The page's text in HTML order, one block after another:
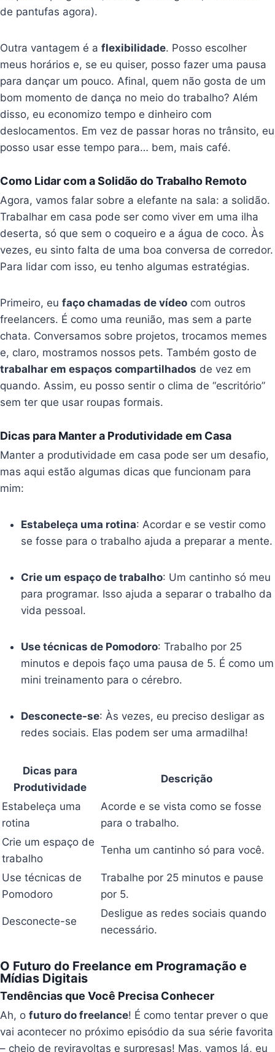
de pantufas agora).
Outra vantagem é aflexibilidade. Posso escolher
meus horários e, se eu quiser, posso fazer uma pausa
para dançar um pouco. Afinal, quem não gosta de um
bom momento de dança no meio do trabalho? Além
disso, eu economizo tempo e dinheiro com
deslocamentos. Em vez de passar horas no trânsito, eu
posso usar esse tempo para… bem, mais café.
Como Lidar com a Solidão do Trabalho Remoto
Agora, vamos falar sobre a elefante na sala: a solidão.
Trabalhar em casa pode ser como viver em uma ilha
deserta, só que sem o coqueiro e a água de coco. Às
vezes, eu sinto falta de uma boa conversa de corredor.
Para lidar com isso, eu tenho algumas estratégias.
Primeiro, eufaço chamadas de vídeo com outros
freelancers. É como uma reunião, mas sem a parte
chata. Conversamos sobre projetos, trocamos memes
e, claro, mostramos nossos pets. Também gosto de
trabalhar em espaços compartilhados de vez em
quando. Assim, eu posso sentir o clima de “escritório”
sem ter que usar roupas formais.
Dicas para Manter a Produtividade em Casa
Manter a produtividade em casa pode ser um desafio,
mas aqui estão algumas dicas que funcionam para
mim:
Estabeleça uma rotina: Acordar e se vestir como
se fosse para o trabalho ajuda a preparar a mente.
Crie um espaço de trabalho: Um cantinho só meu
para programar. Isso ajuda a separar o trabalho da
vida pessoal.
Use técnicas de Pomodoro: Trabalho por 25
minutos e depois faço uma pausa de 5. É como um
mini treinamento para o cérebro.
Desconecte-se: Às vezes, eu preciso desligar as
redes sociais. Elas podem ser uma armadilha!
Dicas para
Produtividade
Descrição
Estabeleça uma
rotina
Acorde e se vista como se fosse
para o trabalho.
Crie um espaço de
trabalho
Tenha um cantinho só para você.
Use técnicas de
Pomodoro
Trabalhe por 25 minutos e pause
por 5.
Desconecte-se
Desligue as redes sociais quando
necessário.
O Futuro do Freelance em Programação e
Mídias Digitais
Tendências que Você Precisa Conhecer
Ah, ofuturo do freelance! É como tentar prever o que
vai acontecer no próximo episódio da sua série favorita
– cheio de reviravoltas e surpresas! Mas, vamos lá, eu